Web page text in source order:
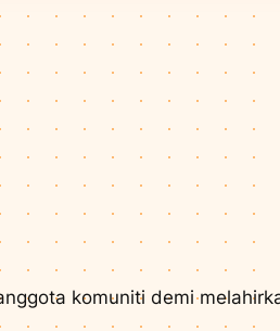
komuniti demi